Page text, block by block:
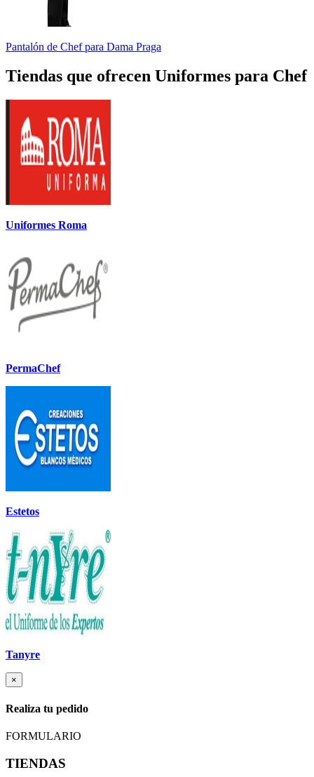
Pantalón de Chef para Dama Praga
Tiendas que ofrecen Uniformes para Chef
Uniformes Roma
PermaChef
Estetos
Tanyre
×
Realiza tu pedido
FORMULARIO
TIENDAS